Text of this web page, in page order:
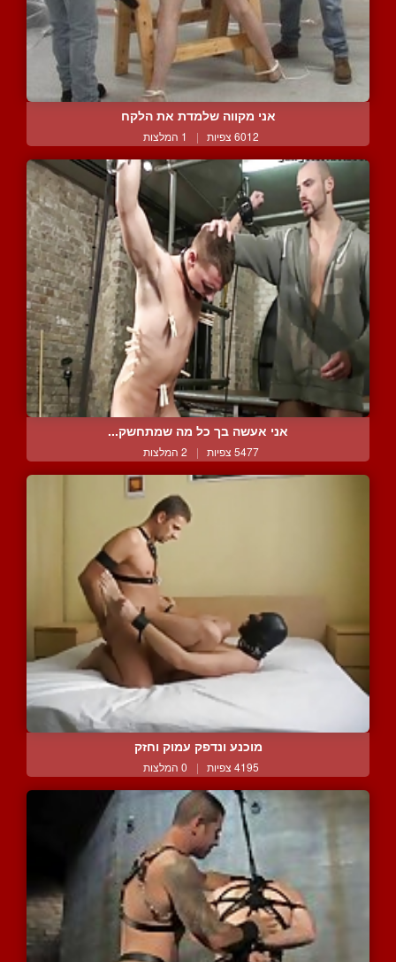
אני מקווה שלמדת את הלקח
6012 צפיות | 1 המלצות
אני אעשה בך כל מה שמתחשק...
5477 צפיות | 2 המלצות
מוכנע ונדפק עמוק וחזק
4195 צפיות | 0 המלצות